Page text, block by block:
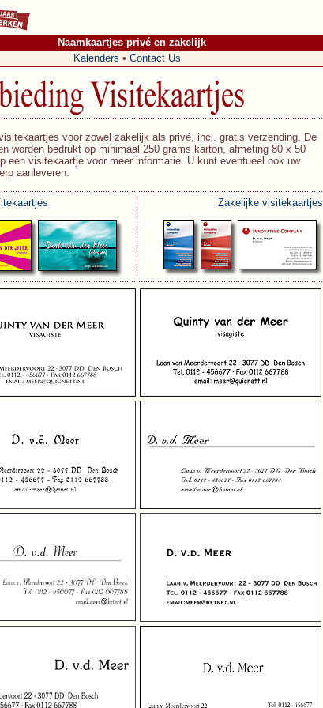
Naamkaartjes privé en zakelijk
Kalenders • Contact Us
voor zowel zakelijk als privé, incl. gratis verzending. De
worden bedrukt op minimaal 250 grams karton, afmeting 80 x 50
een visitekaartje voor meer informatie. U kunt eventueel ook uw
aanleveren.
Zakelijke visitekaartjes